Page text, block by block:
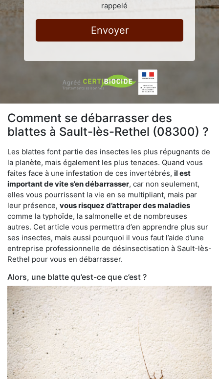
rappelé
Envoyer
Comment se débarrasser des
blattes à Sault-lès-Rethel (08300) ?
Les blattes font partie des insectes les plus répugnants de
la planète, mais également les plus tenaces. Quand vous
faites face à une infestation de ces invertébrés, il est
important de vite s’en débarrasser, car non seulement,
elles vous pourrissent la vie en se multipliant, mais par
leur présence, vous risquez d’attraper des maladies
comme la typhoïde, la salmonelle et de nombreuses
autres. Cet article vous permettra d’en apprendre plus sur
ses insectes, mais aussi pourquoi il vous faut l’aide d’une
entreprise professionnelle de désinsectisation à Sault-lès-
Rethel pour vous en débarrasser.
Alors, une blatte qu’est-ce que c’est ?